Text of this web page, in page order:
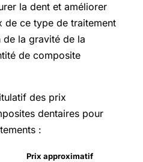
la dent et améliorer
de ce type de traitement
la gravité de la
de composite
des prix
dentaires pour
:
Prix approximatif